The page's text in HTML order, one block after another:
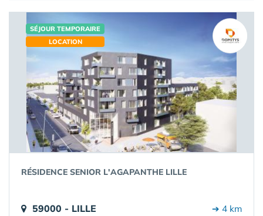
SÉJOUR TEMPORAIRE
LOCATION
RÉSIDENCE SENIOR L'AGAPANTHE LILLE
59000 - LILLE ➔ 4 km